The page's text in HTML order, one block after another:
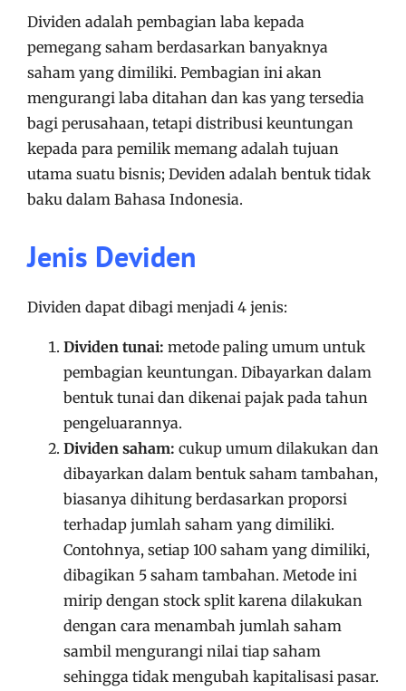
Dividen adalah pembagian laba kepada
pemegang saham berdasarkan banyaknya
saham yang dimiliki. Pembagian ini akan
mengurangi laba ditahan dan kas yang tersedia
bagi perusahaan, tetapi distribusi keuntungan
kepada para pemilik memang adalah tujuan
utama suatu bisnis; Deviden adalah bentuk tidak
baku dalam Bahasa Indonesia.
Jenis Deviden
Dividen dapat dibagi menjadi 4 jenis:
Dividen tunai: metode paling umum untuk
pembagian keuntungan. Dibayarkan dalam
bentuk tunai dan dikenai pajak pada tahun
pengeluarannya.
Dividen saham: cukup umum dilakukan dan
dibayarkan dalam bentuk saham tambahan,
biasanya dihitung berdasarkan proporsi
terhadap jumlah saham yang dimiliki.
Contohnya, setiap 100 saham yang dimiliki,
dibagikan 5 saham tambahan. Metode ini
mirip dengan stock split karena dilakukan
dengan cara menambah jumlah saham
sambil mengurangi nilai tiap saham
sehingga tidak mengubah kapitalisasi pasar.